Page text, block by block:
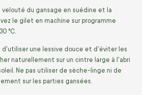
du gansage en suédine et la
le gilet en machine sur programme
°C.
d'utiliser une lessive douce et d'éviter les
naturellement sur un cintre large à l'abri
Ne pas utiliser de sèche-linge ni de
sur les parties gansées.